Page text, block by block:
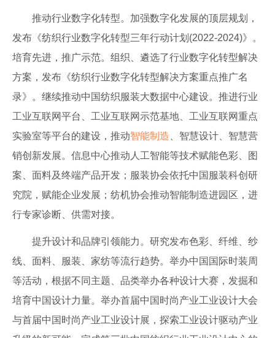
推动行业数字化转型。加强数字化发展的顶层规划，
发布《纺织行业数字化转型三年行动计划(2022-2024)》。
培育先进，推广示范。组织、遴选了行业数字化转型解决
方案，发布《纺织行业数字化转型解决方案重点推广名
录》。继续推动中国纺织服装大数据中心建设。推进行业
工业互联网平台、工业互联网示范基地、工业互联网重点
实验室等平台的建设，推动智能制造 、智慧设计、智慧营
销创新发展。信息中心推动人工智能等技术赋能色彩、图
案、面料及终端产品开发；服装协会依托中国服装科创研
究院，赋能企业发展；纺机协会推动智能制造进园区，进
行专家诊断、供需对接。
提升设计和品牌引领能力。研究发布色彩、纤维、纱
线、面料、服装、家纺等流行趋势。举办中国国际时装周
等活动，根据不同主题、品类举办各种设计大赛，发掘和
培育中国设计力量。举办首届中国时尚产业工业设计大会
与首届中国时尚产业工业设计展，探索工业设计驱动产业